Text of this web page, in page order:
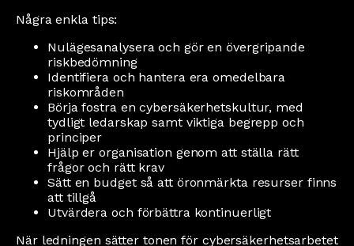
Några enkla tips:
Nulägesanalysera och gör en övergripande
riskbedömning
Identifiera och hantera era omedelbara
riskområden
Börja fostra en cybersäkerhetskultur, med
tydligt ledarskap samt viktiga begrepp och
principer
Hjälp er organisation genom att ställa rätt
frågor och rätt krav
Sätt en budget så att öronmärkta resurser finns
att tillgå
Utvärdera och förbättra kontinuerligt
När ledningen sätter tonen för cybersäkerhetsarbetet